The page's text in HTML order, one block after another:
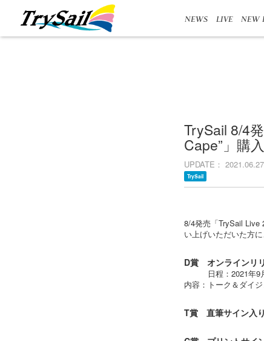
NEWS LIVE NEW
TrySail 8/4
Cape”」購
UPDATE 2021.06.27
TrySail
8/4発売「TrySail Live
い上げいただいた方
D賞 オンラインリ
日程：2021年9月
内容：トーク＆ダイ
T賞 直筆サイン入